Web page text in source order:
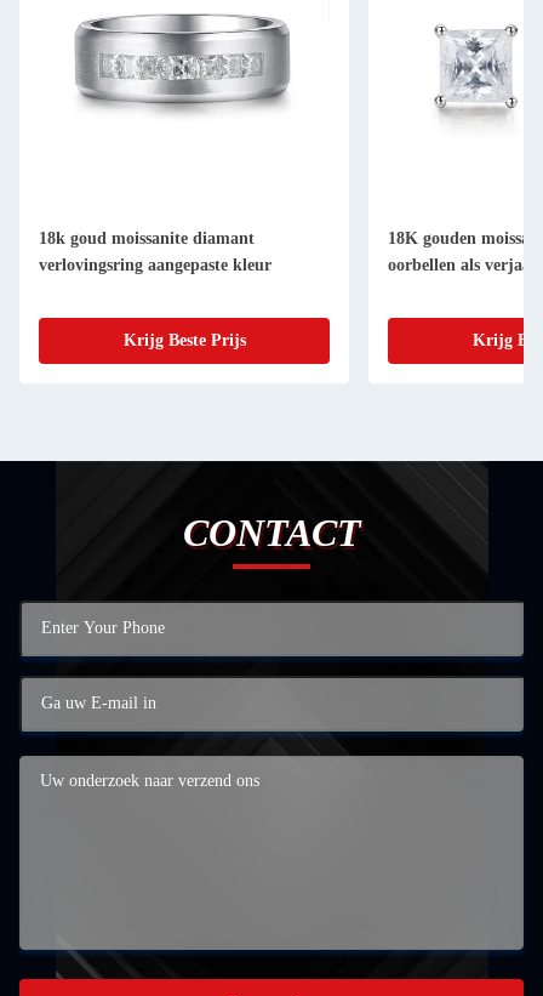
18k goud moissanite diamant
verlovingsring aangepaste kleur
Krijg Beste Prijs
18K gouden
oorbellen als
Krijg
CONTACT